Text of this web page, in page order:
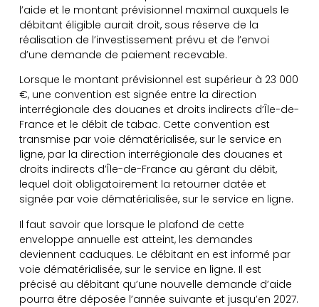
l’aide et le montant prévisionnel maximal auxquels le
débitant éligible aurait droit, sous réserve de la
réalisation de l’investissement prévu et de l’envoi
d’une demande de paiement recevable.
Lorsque le montant prévisionnel est supérieur à 23 000
€, une convention est signée entre la direction
interrégionale des douanes et droits indirects d’Île-de-
France et le débit de tabac. Cette convention est
transmise par voie dématérialisée, sur le service en
ligne, par la direction interrégionale des douanes et
droits indirects d’Île-de-France au gérant du débit,
lequel doit obligatoirement la retourner datée et
signée par voie dématérialisée, sur le service en ligne.
Il faut savoir que lorsque le plafond de cette
enveloppe annuelle est atteint, les demandes
deviennent caduques. Le débitant en est informé par
voie dématérialisée, sur le service en ligne. Il est
précisé au débitant qu’une nouvelle demande d’aide
pourra être déposée l’année suivante et jusqu’en 2027.